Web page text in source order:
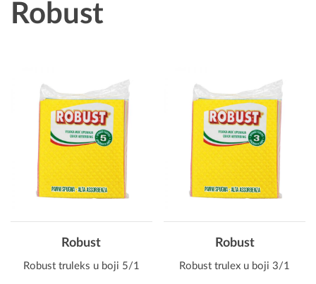
Robust
Robust
Robust truleks u boji 5/1
Robust
Robust trulex u boji 3/1